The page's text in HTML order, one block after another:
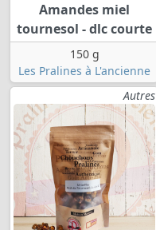
Amandes miel
tournesol - dlc courte
150 g
Les Pralines à L'ancienne
Autres